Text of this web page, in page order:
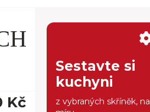
Kč
Sestavte si
kuchyni
z vybraných skříněk, na